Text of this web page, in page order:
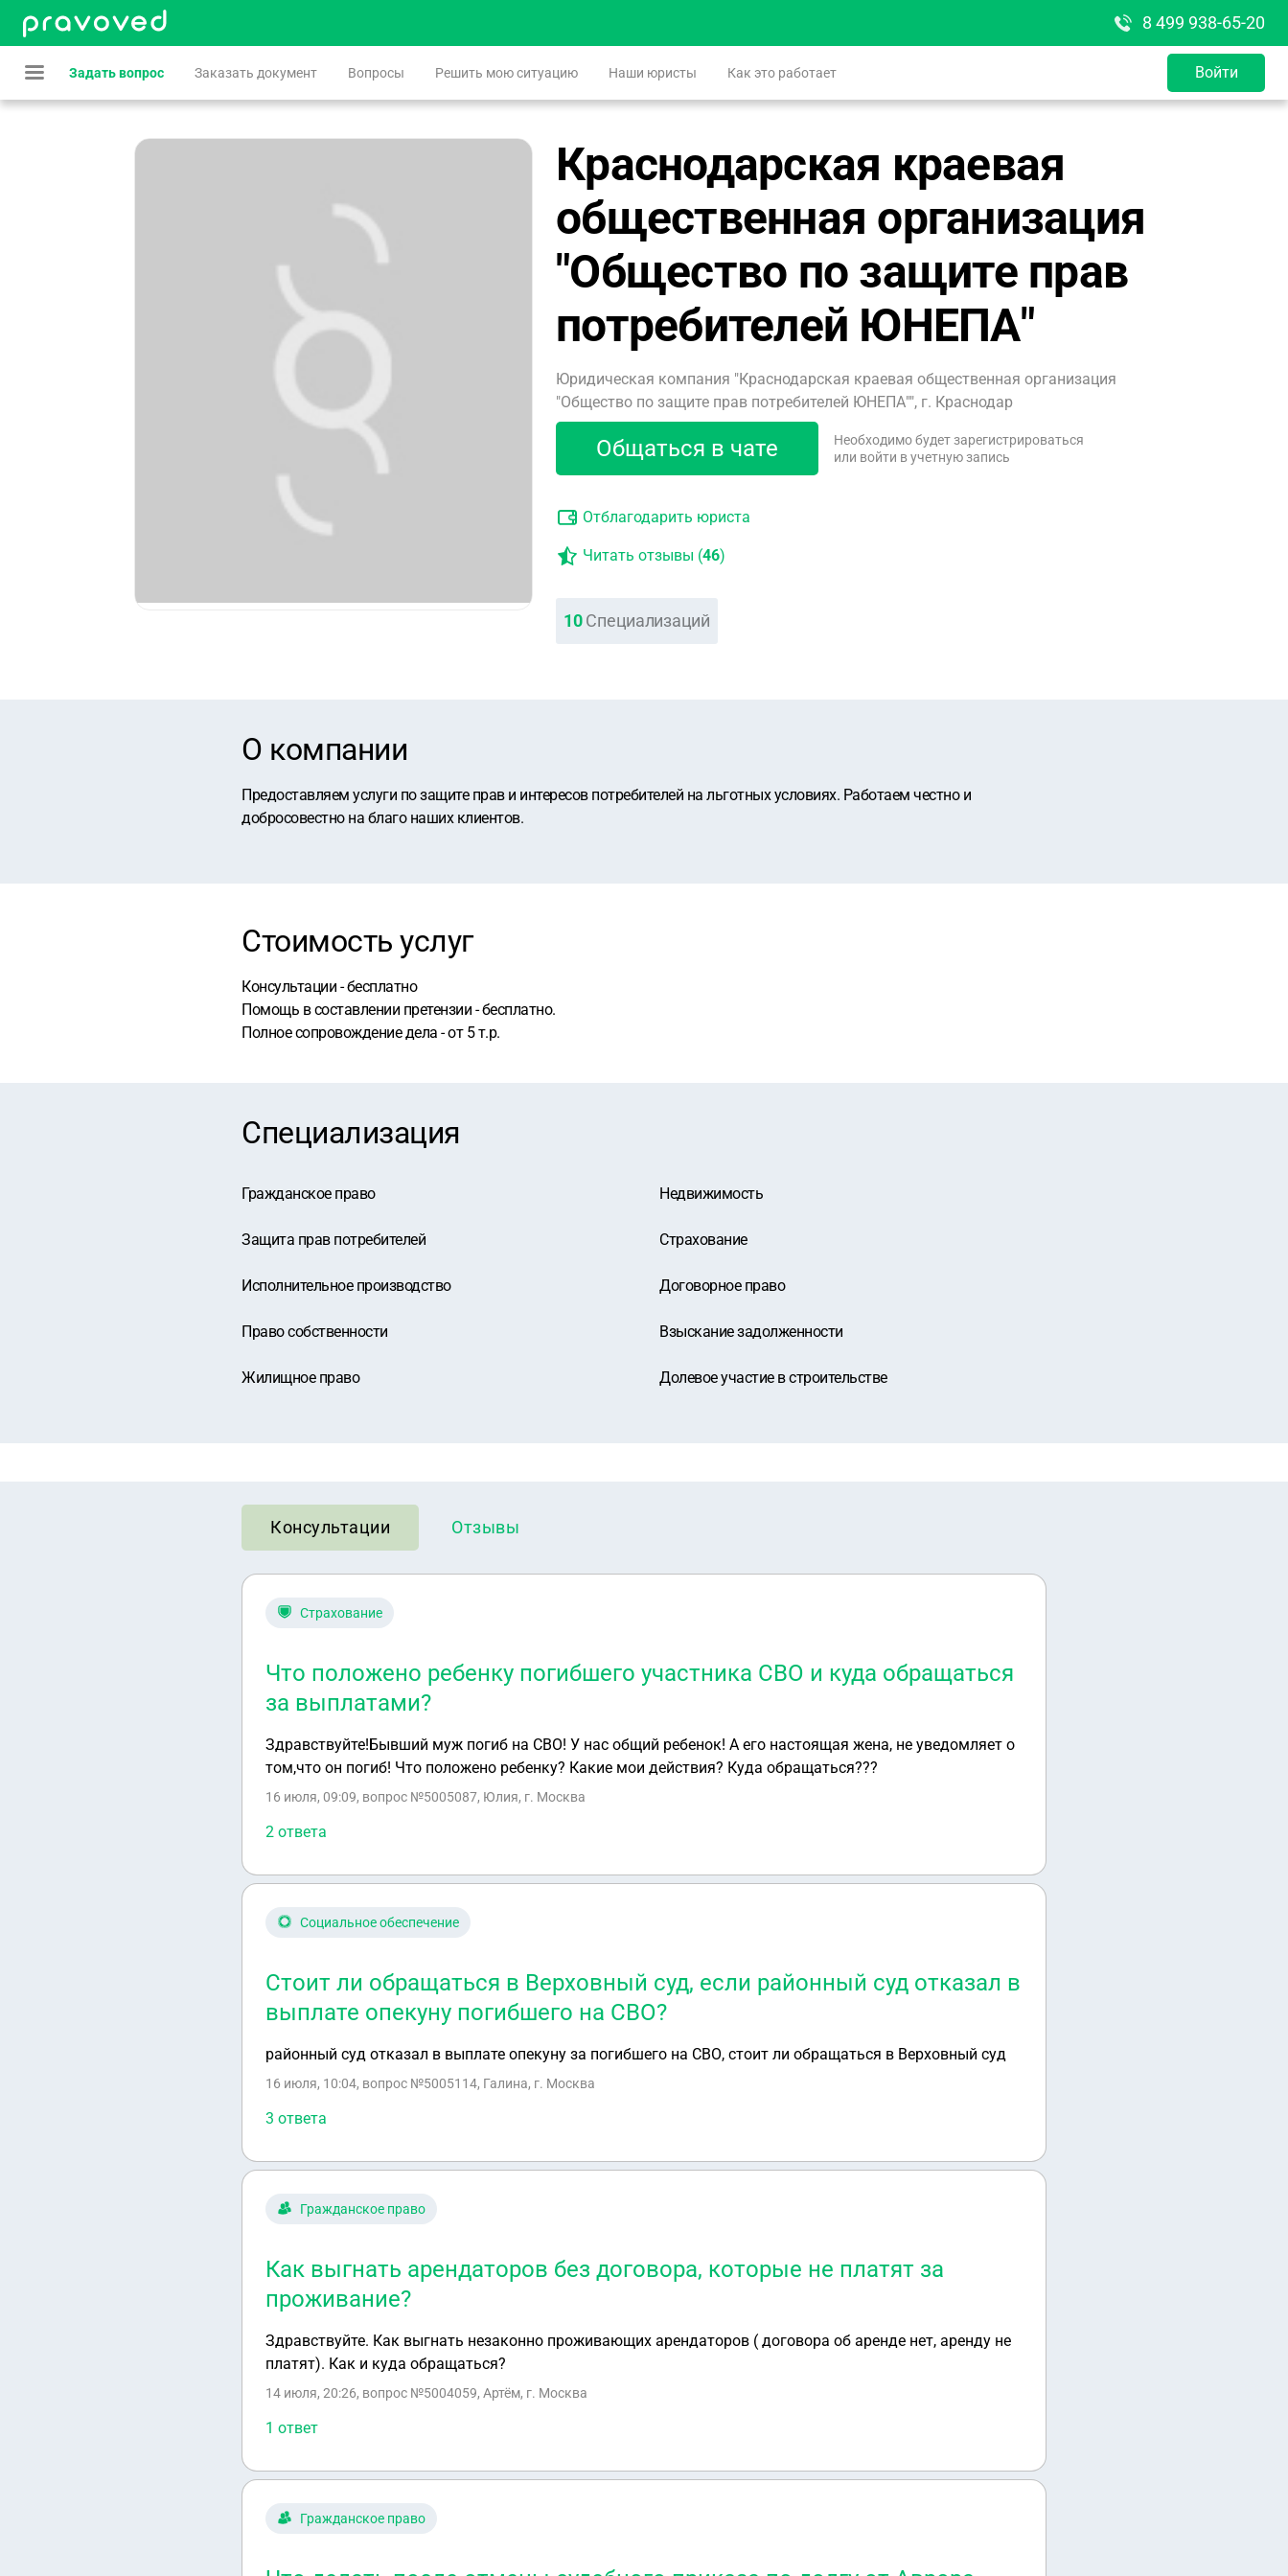
8 499 938-65-20
Задать вопрос Заказать документ Вопросы Решить мою ситуацию Наши юристы Как это работает Войти
Краснодарская краевая
общественная организация
"Общество по защите прав
потребителей ЮНЕПА"
Юридическая компания "Краснодарская краевая общественная организация
"Общество по защите прав потребителей ЮНЕПА"", г. Краснодар
Общаться в чате
Необходимо будет зарегистрироваться
или войти в учетную запись
Отблагодарить юриста
Читать отзывы (46)
10 Специализаций
О компании
Предоставляем услуги по защите прав и интересов потребителей на льготных условиях. Работаем честно и
добросовестно на благо наших клиентов.
Стоимость услуг
Консультации - бесплатно
Помощь в составлении претензии - бесплатно.
Полное сопровождение дела - от 5 т.р.
Специализация
Гражданское право Недвижимость
Защита прав потребителей Страхование
Исполнительное производство Договорное право
Право собственности Взыскание задолженности
Жилищное право Долевое участие в строительстве
Консультации Отзывы
Страхование
Что положено ребенку погибшего участника СВО и куда обращаться
за выплатами?
Здравствуйте!Бывший муж погиб на СВО! У нас общий ребенок! А его настоящая жена, не уведомляет о
том,что он погиб! Что положено ребенку? Какие мои действия? Куда обращаться???
16 июля, 09:09, вопрос №5005087, Юлия, г. Москва
2 ответа
Социальное обеспечение
Стоит ли обращаться в Верховный суд, если районный суд отказал в
выплате опекуну погибшего на СВО?
районный суд отказал в выплате опекуну за погибшего на СВО, стоит ли обращаться в Верховный суд
16 июля, 10:04, вопрос №5005114, Галина, г. Москва
3 ответа
Гражданское право
Как выгнать арендаторов без договора, которые не платят за
проживание?
Здравствуйте. Как выгнать незаконно проживающих арендаторов ( договора об аренде нет, аренду не
платят). Как и куда обращаться?
14 июля, 20:26, вопрос №5004059, Артём, г. Москва
1 ответ
Гражданское право